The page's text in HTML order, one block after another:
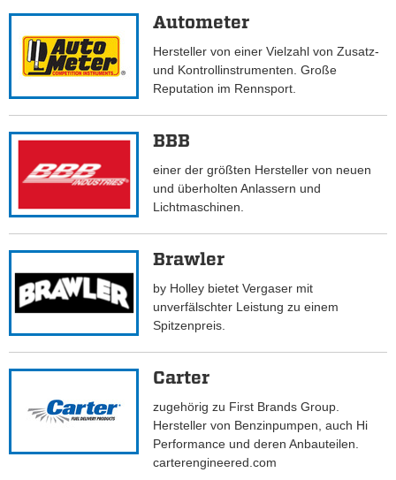
Autometer
Hersteller von einer Vielzahl von Zusatz-
und Kontrollinstrumenten. Große
Reputation im Rennsport.
BBB
einer der größten Hersteller von neuen
und überholten Anlassern und
Lichtmaschinen.
Brawler
by Holley bietet Vergaser mit
unverfälschter Leistung zu einem
Spitzenpreis.
Carter
zugehörig zu First Brands Group.
Hersteller von Benzinpumpen, auch Hi
Performance und deren Anbauteilen.
carterengineered.com